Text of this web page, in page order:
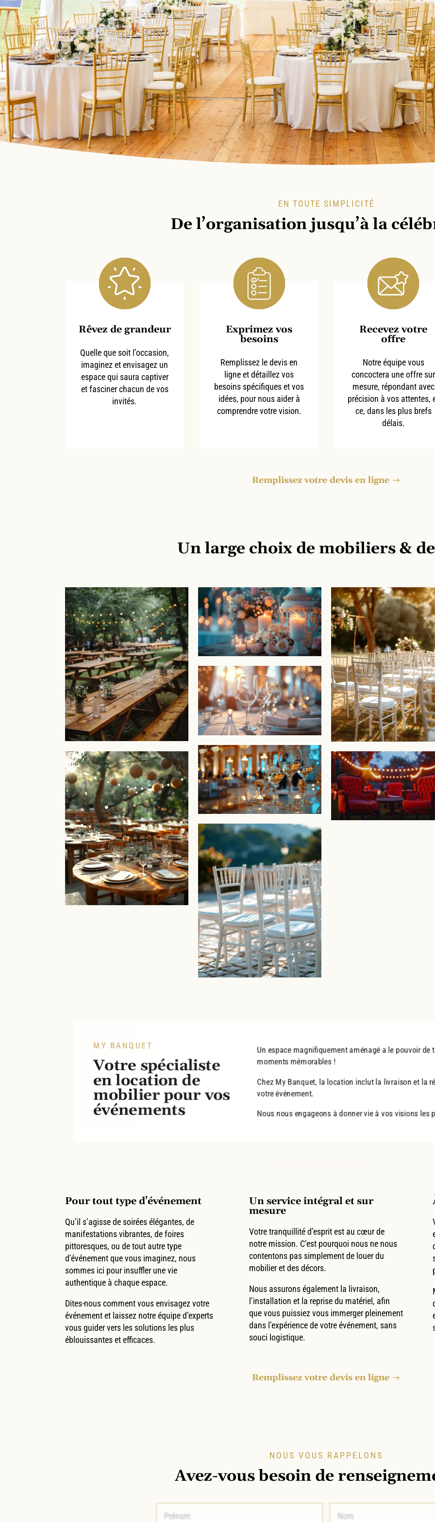
EN TOUTE SIMPLICITÉ
De l’organisation jusqu’à la
Rêvez de grandeur
Quelle que soit l’occasion,
imaginez et envisagez un
espace qui saura captiver
et fasciner chacun de vos
invités.
Exprimez vos
besoins
Remplissez le devis en
ligne et détaillez vos
besoins spécifiques et vos
idées, pour nous aider à
comprendre votre vision.
Recevez votre
offre
Notre équipe vous
concoctera une offre sur
mesure, répondant avec
précision à vos attentes,
ce, dans les plus brefs
délais.
Remplissez votre devis en ligne
Un large choix de mobiliers &
MY BANQUET
Votre spécialiste
en location de
mobilier pour vos
événements
Un espace magnifiquement aménagé a le pouvoir de
moments mémorables !
Chez My Banquet, la location inclut la livraison et la
votre événement.
Nous nous engageons à donner vie à vos visions les
Pour tout type d’événement
Qu’il s’agisse de soirées élégantes, de
manifestations vibrantes, de foires
pittoresques, ou de tout autre type
d’événement que vous imaginez, nous
sommes ici pour insuffler une vie
authentique à chaque espace.
Dites-nous comment vous envisagez votre
événement et laissez notre équipe d’experts
vous guider vers les solutions les plus
éblouissantes et efficaces.
Un service intégral et sur
mesure
Votre tranquillité d’esprit est au cœur de
notre mission. C’est pourquoi nous ne nous
contentons pas simplement de louer du
mobilier et des décors.
Nous assurons également la livraison,
l’installation et la reprise du matériel, afin
que vous puissiez vous immerger pleinement
dans l’expérience de votre événement, sans
souci logistique.
Remplissez votre devis en ligne
NOUS VOUS RAPPELONS
Avez-vous besoin de
Vous êtes un nouveau client ?
Profitez de 15% de remise
Vous organisez un événement et cherchez du matériel de qualité en
toute simplicité ?
Bonne nouvelle ! En tant que nouveau client,
exclusive de 15%sur votre première commande.
N Large choix de matériel pour tous types d’événements
N Une offre sur mesure adaptée à vos besoins
N Service clé en main pour une organisation sans stress
Profitez de votre remise
